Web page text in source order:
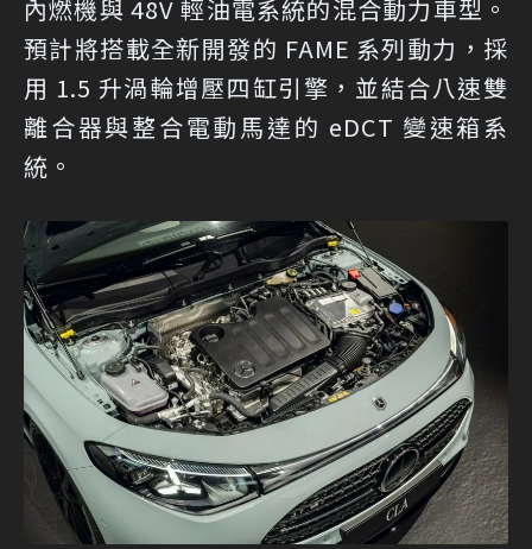
內燃機與 48V 輕油電系統的混合動力車型。
預計將搭載全新開發的 FAME 系列動力，採
用 1.5 升渦輪增壓四缸引擎，並結合八速雙
離合器與整合電動馬達的 eDCT 變速箱系
統。